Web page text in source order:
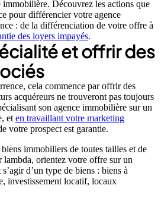
immobilière. Découvrez les actions que
pour différencier votre agence
: de la différenciation de votre offre à
des loyers impayés.
et offrir des
cela commence par offrir des
acquéreurs ne trouveront pas toujours
son agence immobilière sur un
et en travaillant votre marketing
votre prospect est garantie.
immobiliers de toutes tailles et de
lambda, orientez votre offre sur un
d’un type de biens : biens à
investissement locatif, locaux